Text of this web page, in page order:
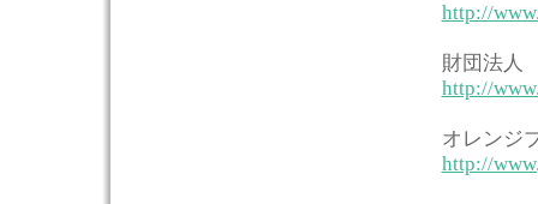
http://
財団法人
http://
オレンジ
http://